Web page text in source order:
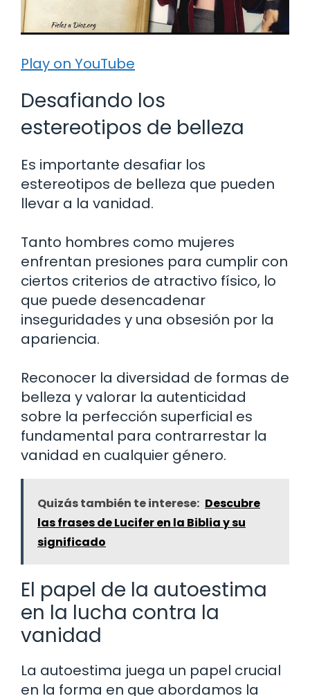
Play on YouTube
Desafiando los
estereotipos de belleza
Es importante desafiar los
estereotipos de belleza que pueden
llevar a la vanidad.
Tanto hombres como mujeres
enfrentan presiones para cumplir con
ciertos criterios de atractivo físico, lo
que puede desencadenar
inseguridades y una obsesión por la
apariencia.
Reconocer la diversidad de formas de
belleza y valorar la autenticidad
sobre la perfección superficial es
fundamental para contrarrestar la
vanidad en cualquier género.
Quizás también te interese: Descubre
las frases de Lucifer en la Biblia y su
significado
El papel de la autoestima
en la lucha contra la
vanidad
La autoestima juega un papel crucial
en la forma en que abordamos la